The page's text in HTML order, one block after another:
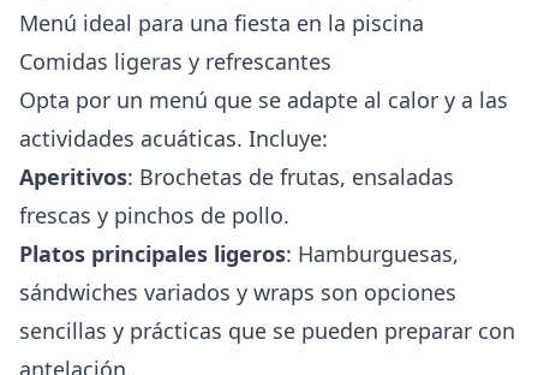
Menú ideal para una fiesta en la piscina
Comidas ligeras y refrescantes
Opta por un menú que se adapte al calor y a las
actividades acuáticas. Incluye:
Aperitivos: Brochetas de frutas, ensaladas
frescas y pinchos de pollo.
Platos principales ligeros: Hamburguesas,
sándwiches variados y wraps son opciones
sencillas y prácticas que se pueden preparar con
antelación.